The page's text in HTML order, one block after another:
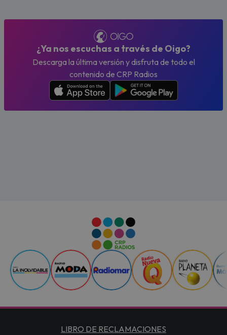
¿Ya nos escuchas a través de Oigo?
Descarga la última versión y disfruta de todo el
contenido de CRP Radios
LIBRO DE RECLAMACIONES